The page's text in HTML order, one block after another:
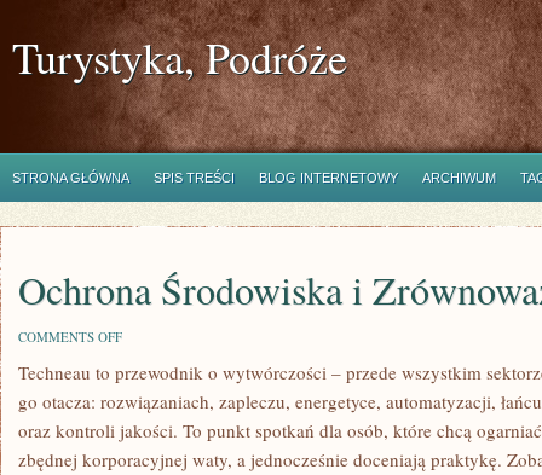
Turystyka, Podróże
STRONA GŁÓWNA SPIS TREŚCI BLOG INTERNETOWY ARCHIWUM
Ochrona Środowiska i
COMMENTS OFFON
ŚRODOWISKA
ZRÓWNOWAŻONY
ROZWÓJ
Techneau to przewodnik o wytwórczości – przede wszystkim
go otacza: rozwiązaniach, zapleczu, energetyce, automatyzacji,
oraz kontroli jakości. To punkt spotkań dla osób, które chcą
zbędnej korporacyjnej waty, a jednocześnie doceniają praktykę.